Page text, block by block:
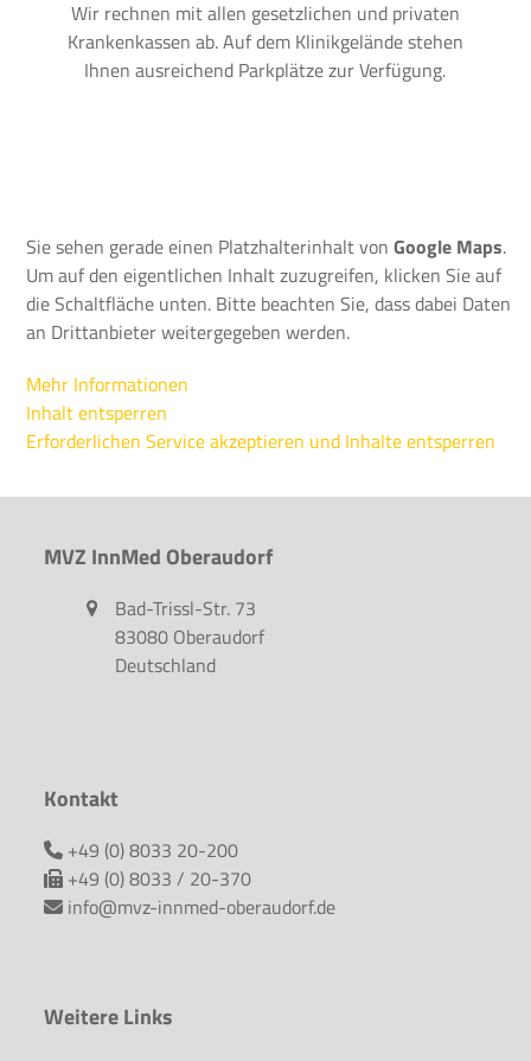
Wir rechnen mit allen gesetzlichen und privaten
Krankenkassen ab. Auf dem Klinikgelände stehen
Ihnen ausreichend Parkplätze zur Verfügung.
Sie sehen gerade einen Platzhalterinhalt vonGoogle Maps.
Um auf den eigentlichen Inhalt zuzugreifen, klicken Sie auf
die Schaltfläche unten. Bitte beachten Sie, dass dabei Daten
an Drittanbieter weitergegeben werden.
Mehr Informationen
Inhalt entsperren
Erforderlichen Service akzeptieren und Inhalte entsperren
MVZ InnMed Oberaudorf
Bad-Trissl-Str. 73
83080 Oberaudorf
Deutschland
Kontakt
+49 (0) 8033 20-200
+49 (0) 8033 / 20-370
info@mvz-innmed-oberaudorf.de
Weitere Links